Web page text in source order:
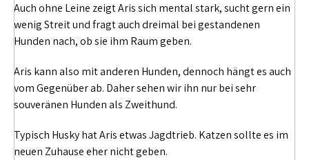
Auch ohne Leine zeigt Aris sich mental stark, sucht gern ein
wenig Streit und fragt auch dreimal bei gestandenen
Hunden nach, ob sie ihm Raum geben.
Aris kann also mit anderen Hunden, dennoch hängt es auch
vom Gegenüber ab. Daher sehen wir ihn nur bei sehr
souveränen Hunden als Zweithund.
Typisch Husky hat Aris etwas Jagdtrieb. Katzen sollte es im
neuen Zuhause eher nicht geben.